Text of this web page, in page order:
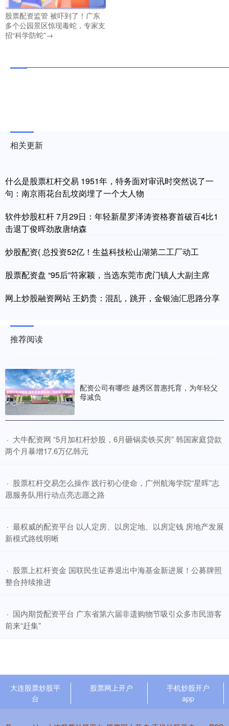
股票配资监管 被吓到了！广东
多个公园景区惊现毒蛇，专家支
招“科学防蛇”→
相关更新
什么是股票杠杆交易 1951年，特务面对审讯时突然说了一
句：南京雨花台乱坟岗埋了一个大人物
软件炒股杠杆 7月29日：年轻新星罗泽涛资格赛首破百4比1
击退丁俊晖劲敌唐纳森
炒股配资( 总投资52亿！生益科技松山湖第二工厂动工
股票配资盘 “95后”符家颖，当选东莞市虎门镇人大副主席
网上炒股融资网站 王奶贵：混乱，跳开，金银油汇思路分享
推荐阅读
配资公司有哪些 越秀区普惠托育，为年轻父
母减负
· ​大牛配资网 “5月加杠杆炒股，6月砸锅卖铁买房” 韩国家庭贷款
两个月暴增17.6万亿韩元
· ​股票杠杆交易怎么操作 践行初心使命，广州航海学院“星晖”志
愿服务队用行动点亮志愿之路
· ​最权威的配资平台 以人定房、以房定地、以房定钱 房地产发展
新模式路线明晰
· ​股票上杠杆资金 国联民生证券退出中海基金新进展！公募牌照
整合持续推进
· ​国内期货配资平台 广东省第六届非遗购物节吸引众多市民游客
前来“赶集”
大连股票炒股平
台
股票网上开户
手机炒股开户
app